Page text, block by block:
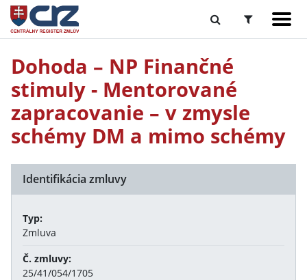
Dohoda – NP Finančné
stimuly - Mentorované
zapracovanie – v zmysle
schémy DM a mimo schémy
Identifikácia zmluvy
Typ:
Zmluva
Č. zmluvy:
25/41/054/1705